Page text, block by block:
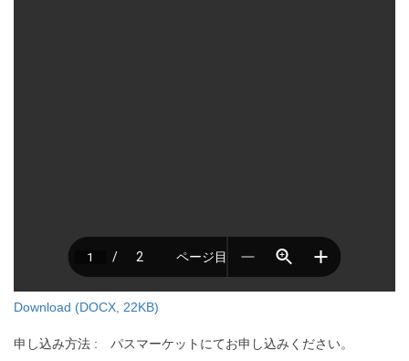
Download (DOCX, 22KB)
申し込み方法 : パスマーケットにてお申し込みください。